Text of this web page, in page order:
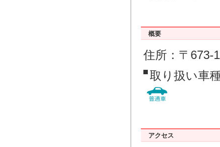
概要
住所：〒673-
取り扱い車
アクセス